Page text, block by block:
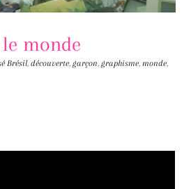
monde
Brésil,découverte,garçon,graphisme, monde,